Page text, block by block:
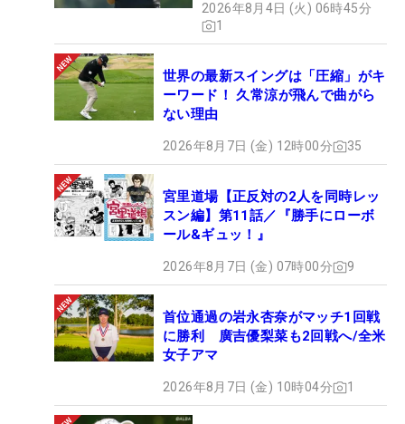
2026年8月4日 (火) 06時45分
1
世界の最新スイングは「圧縮」がキ
ーワード！ 久常涼が飛んで曲がら
ない理由
2026年8月7日 (金) 12時00分 35
宮里道場【正反対の2人を同時レッ
スン編】第11話／『勝手にローボ
ール&ギュッ！』
2026年8月7日 (金) 07時00分 9
首位通過の岩永杏奈がマッチ1回戦
に勝利 廣吉優梨菜も2回戦へ/全米
女子アマ
2026年8月7日 (金) 10時04分 1